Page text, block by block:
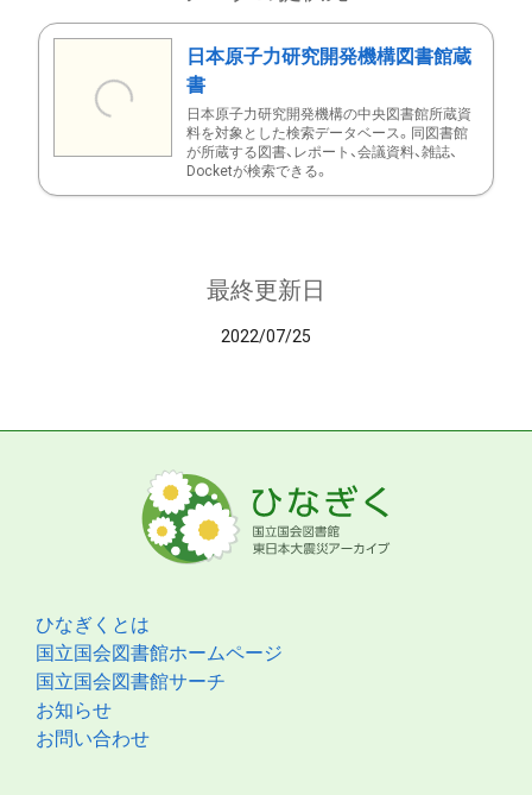
日本原子力研究開発機構図書館蔵
書
日本原子力研究開発機構の中央図書館所蔵資
料を対象とした検索データベース。同図書館
が所蔵する図書、レポート、会議資料、雑誌、
Docketが検索できる。
最終更新日
2022/07/25
ひなぎくとは
国立国会図書館ホームページ
国立国会図書館サーチ
お知らせ
お問い合わせ